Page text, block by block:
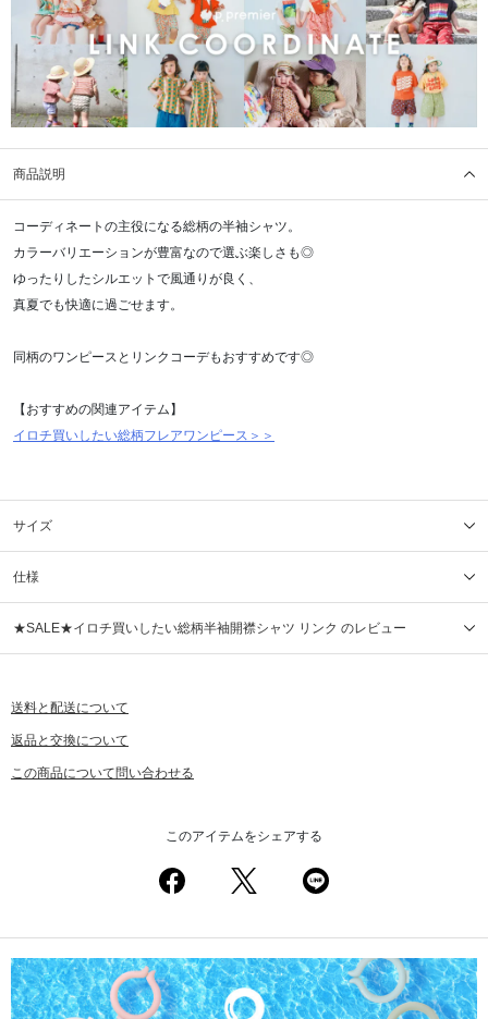
商品説明
コーディネートの主役になる総柄の半袖シャツ。
カラーバリエーションが豊富なので選ぶ楽しさも◎
ゆったりしたシルエットで風通りが良く、
真夏でも快適に過ごせます。
同柄のワンピースとリンクコーデもおすすめです◎
【おすすめの関連アイテム】
イロチ買いしたい総柄フレアワンピース＞＞
サイズ
仕様
★SALE★イロチ買いしたい総柄半袖開襟シャツ リンク のレビュー
送料と配送について
返品と交換について
この商品について問い合わせる
このアイテムをシェアする